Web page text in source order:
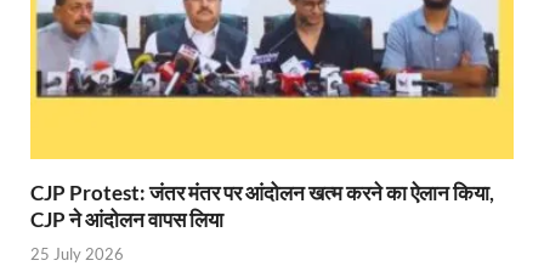
UP Anganwadi: मुख्यमंत्री योगी आदित्यनाथ को
Mandir Cluster Model: पुरा महादेव मंदिर का ‘मंदिर
Indian Railway Action: भारतीय रेलवे की बड़ी करवाई,
NCBC Chairman: साध्वी निरंजन ज्योति बनी राष्ट्रीय
CJP Protest: जंतर मंतर पर आंदोलन खत्म करने का ऐलान किया,
CJP ने आंदोलन वापस लिया
25 July 2026